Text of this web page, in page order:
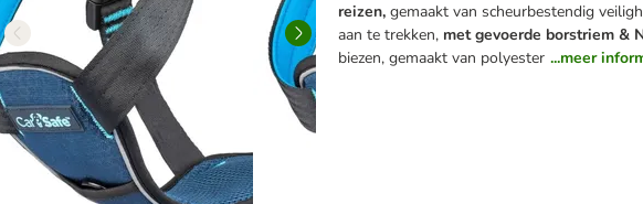
reizen, gemaakt van scheurbestendig
aan te trekken, met gevoerde borstriem &
biezen, gemaakt van polyester ...meer